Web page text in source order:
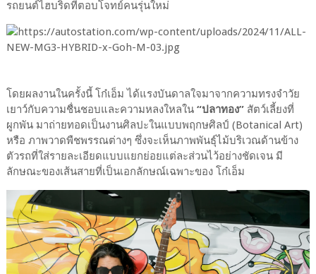
รถยนต์ไฮบริดที่ตอบโจทย์คนรุ่นใหม่
โดยผลงานในครั้งนี้ โก๋เอ็ม ได้แรงบันดาลใจมาจากความทรงจำวัย
เยาว์กับความชื่นชอบและความหลงใหลใน “ปลาทอง”สัตว์เลี้ยงที่
ผูกพัน มาถ่ายทอดเป็นงานศิลปะในแบบพฤกษศิลป์ (Botanical Art)
หรือ ภาพวาดพืชพรรณต่างๆ ซึ่งจะเห็นภาพพันธุ์ไม้บริเวณด้านข้าง
ตัวรถที่ใส่รายละเอียดแบบแยกย่อยแต่ละส่วนไว้อย่างชัดเจน มี
ลักษณะของเส้นสายที่เป็นเอกลักษณ์เฉพาะของ โก๋เอ็ม